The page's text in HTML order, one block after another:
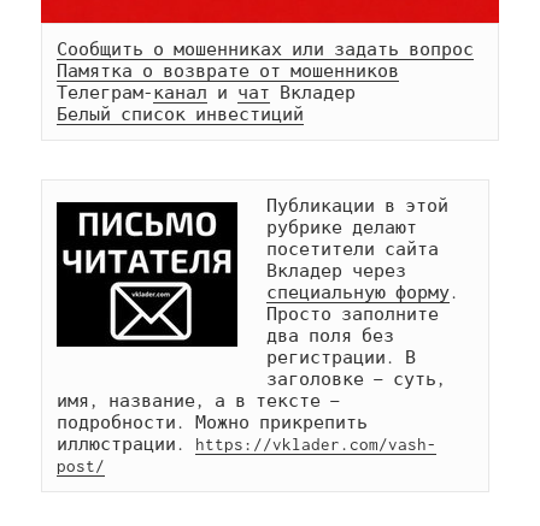
Сообщить о мошенниках или задать вопрос
Памятка о возврате от мошенников
Телеграм-канал и чат
Белый список инвестиций
Публикации в этой
рубрике делают
посетители сайта
специальную форму.
Просто заполните
два поля без
регистрации. В
заголовке — суть,
имя, название, а в тексте —
подробности. Можно прикрепить
иллюстрации. https://vklader.com/vash-
post/